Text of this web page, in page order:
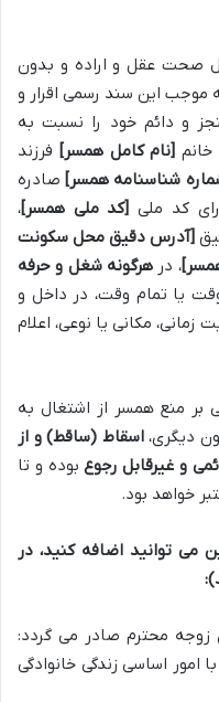
صحت عقل و اراده و بدون
موجب این سند رسمی اقرار و
و دائم خود را نسبت به
[نام کامل همسر] فرزند
شناسنامه همسر] صادره
کد ملی [کد ملی همسر]،
[آدرس دقیق محل سکونت
، در هرگونه شغل و حرفه
وقت یا تمام وقت، در داخل و
مکانی یا نوعی، اعلام
بر منع همسر از اشتغال به
اسقاط (ساقط) و از
و غیرقابل رجوعبوده و تا
خواهد بود.
توانید اضافه کنید، در
زوجه محترم صادر می گردد:
اساسی زندگی خانوادگی